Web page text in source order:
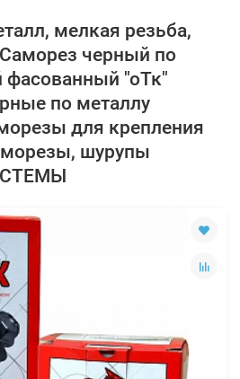
мелкая резьба,
черный по
фасованный "оТк"
по металлу
для крепления
шурупы